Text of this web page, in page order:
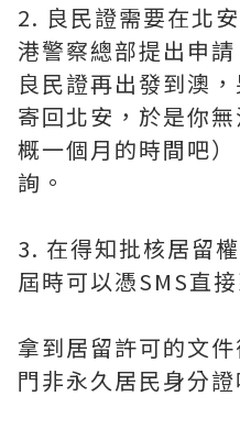
2. 良民證需要在北
港警察總部提出申
良民證再出發到澳
寄回北安，於是你
概一個月的時間吧
詢。
3. 在得知批核居留
屆時可以憑SMS直
拿到居留許可的文
門非永久居民身分證